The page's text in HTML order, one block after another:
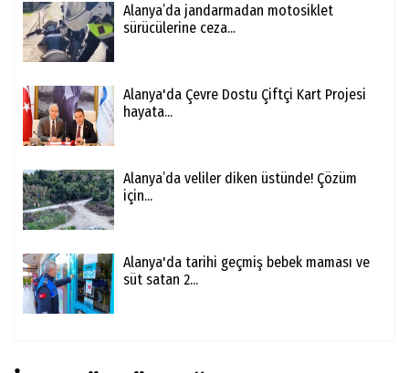
Alanya’da jandarmadan motosiklet
sürücülerine ceza...
Alanya'da Çevre Dostu Çiftçi Kart Projesi
hayata...
Alanya’da veliler diken üstünde! Çözüm
için...
Alanya'da tarihi geçmiş bebek maması ve
süt satan 2...